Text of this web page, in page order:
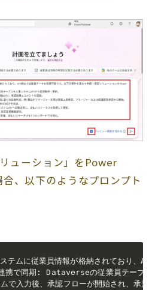
ューション」をPower
、以下のようなプロンプト
テムに従業員情報が格納されており
で同期: Dataverseの従業員テーブル
入力後、承認フローが開始され、承認